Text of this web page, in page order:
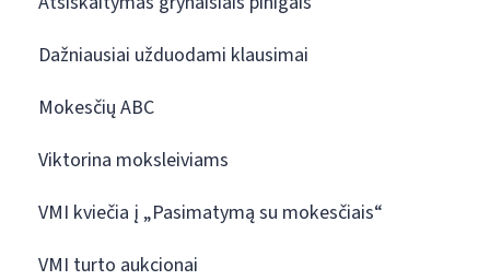
Dažniausiai užduodami klausimai
Mokesčių ABC
Viktorina moksleiviams
VMI kviečia į „Pasimatymą su mokesčiais“
VMI turto aukcionai